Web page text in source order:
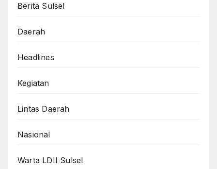
Berita Sulsel
Daerah
Headlines
Kegiatan
Lintas Daerah
Nasional
Warta LDII Sulsel